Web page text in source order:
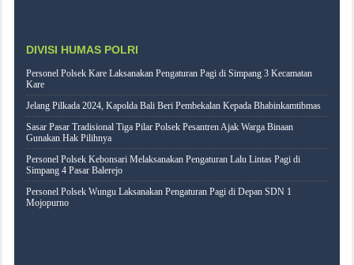
DIVISI HUMAS POLRI
Personel Polsek Kare Laksanakan Pengaturan Pagi di Simpang 3 Kecamatan
Kare
Jelang Pilkada 2024, Kapolda Bali Beri Pembekalan Kepada Bhabinkamtibmas
Sasar Pasar Tradisional Tiga Pilar Polsek Pesantren Ajak Warga Binaan
Gunakan Hak Pilihnya
Personel Polsek Kebonsari Melaksanakan Pengaturan Lalu Lintas Pagi di
Simpang 4 Pasar Balerejo
Personel Polsek Wungu Laksanakan Pengaturan Pagi di Depan SDN 1
Mojopurno